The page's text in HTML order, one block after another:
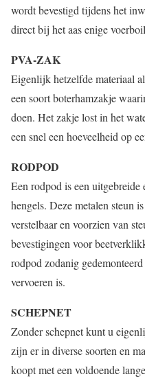
wordt bevestigd tijdens het
direct bij het aas enige
PVA-ZAK
Eigenlijk hetzelfde materiaal
een soort boterhamzakje
doen. Het zakje lost in het
een snel een hoeveelheid op
RODPOD
Een rodpod is een
hengels. Deze metalen steun
verstelbaar en voorzien van
bevestigingen voor
rodpod zodanig
vervoeren is.
SCHEPNET
Zonder schepnet kunt u
zijn er in diverse soorten en
koopt met een voldoende